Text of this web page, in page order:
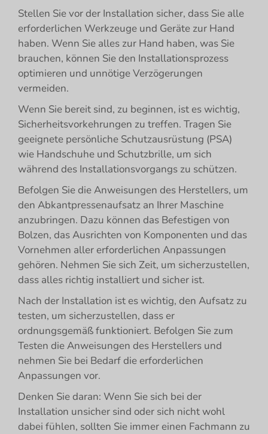
Stellen Sie vor der Installation sicher, dass Sie alle
erforderlichen Werkzeuge und Geräte zur Hand
haben. Wenn Sie alles zur Hand haben, was Sie
brauchen, können Sie den Installationsprozess
optimieren und unnötige Verzögerungen
vermeiden.
Wenn Sie bereit sind, zu beginnen, ist es wichtig,
Sicherheitsvorkehrungen zu treffen. Tragen Sie
geeignete persönliche Schutzausrüstung (PSA)
wie Handschuhe und Schutzbrille, um sich
während des Installationsvorgangs zu schützen.
Befolgen Sie die Anweisungen des Herstellers, um
den Abkantpressenaufsatz an Ihrer Maschine
anzubringen. Dazu können das Befestigen von
Bolzen, das Ausrichten von Komponenten und das
Vornehmen aller erforderlichen Anpassungen
gehören. Nehmen Sie sich Zeit, um sicherzustellen,
dass alles richtig installiert und sicher ist.
Nach der Installation ist es wichtig, den Aufsatz zu
testen, um sicherzustellen, dass er
ordnungsgemäß funktioniert. Befolgen Sie zum
Testen die Anweisungen des Herstellers und
nehmen Sie bei Bedarf die erforderlichen
Anpassungen vor.
Denken Sie daran: Wenn Sie sich bei der
Installation unsicher sind oder sich nicht wohl
dabei fühlen, sollten Sie immer einen Fachmann zu